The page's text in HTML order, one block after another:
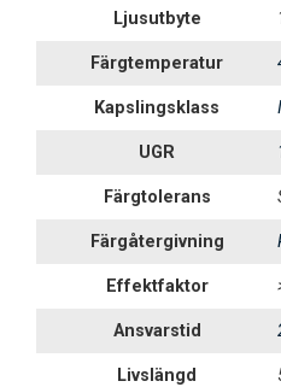
Ljusutbyte
Färgtemperatur
Kapslingsklass
UGR
Färgtolerans
Färgåtergivning
Effektfaktor
Ansvarstid
Livslängd